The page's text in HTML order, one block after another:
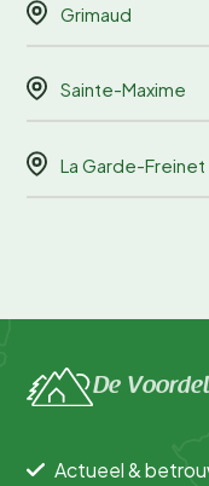
Grimaud
Sainte-Maxime
La Garde-Freinet
De
Actueel &